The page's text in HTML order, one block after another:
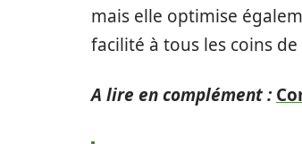
mais elle optimise
facilité à tous les coins de
A lire en complément :